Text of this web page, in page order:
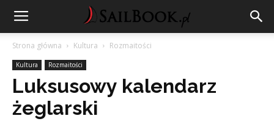
Strona główna Kultura Rozmaitości
Kultura Rozmaitości
Luksusowy kalendarz
żeglarski